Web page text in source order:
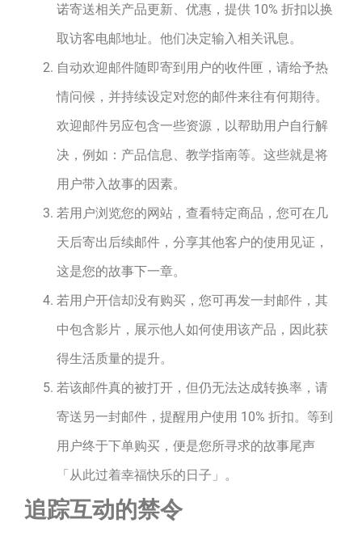
诺寄送相关产品更新、优惠，提供 10% 折扣以换
取访客电邮地址。他们决定输入相关讯息。
自动欢迎邮件随即寄到用户的收件匣，请给予热
情问候，并持续设定对您的邮件来往有何期待。
欢迎邮件另应包含一些资源，以帮助用户自行解
决，例如：产品信息、教学指南等。这些就是将
用户带入故事的因素。
若用户浏览您的网站，查看特定商品，您可在几
天后寄出后续邮件，分享其他客户的使用见证，
这是您的故事下一章。
若用户开信却没有购买，您可再发一封邮件，其
中包含影片，展示他人如何使用该产品，因此获
得生活质量的提升。
若该邮件真的被打开，但仍无法达成转换率，请
寄送另一封邮件，提醒用户使用 10% 折扣。等到
用户终于下单购买，便是您所寻求的故事尾声
「从此过着幸福快乐的日子」。
追踪互动的禁令